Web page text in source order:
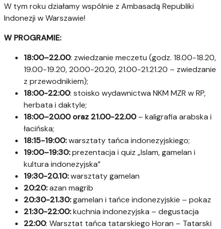
W tym roku działamy wspólnie z Ambasadą Republiki
Indonezji w Warszawie!
W PROGRAMIE:
18:00–22.00: zwiedzanie meczetu (godz. 18.00-18.20,
19.00-19.20, 20.00-20.20, 21.00-21.21.20 – zwiedzanie
z przewodnikiem);
18:00-22:00: stoisko wydawnictwa NKM MZR w RP,
herbata i daktyle;
18:00–20.00 oraz 21.00-22.00– kaligrafia arabska i
łacińska;
18:15-19:00:warsztaty tańca indonezyjskiego;
19:00–19:30:prezentacja i quiz „Islam, gamelan i
kultura indonezyjska”
19:30-20.10:warsztaty gamelan
20:20:azan magrib
20:30-21.30:gamelan i tańce indonezyjskie – pokaz
21:30-22:00:kuchnia indonezyjska – degustacja
22:00: Warsztat tańca tatarskiego Horan – Tatarski